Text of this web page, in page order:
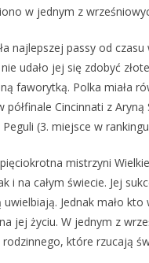
w jednym z
najlepszej passy od
udało jej się zdobyć
faworytką. Polka miała
Cincinnati z
(3. miejsce w
mistrzyni
na całym świecie. Jej
Jednak mało kto
jej życiu. W jednym z
które rzucają